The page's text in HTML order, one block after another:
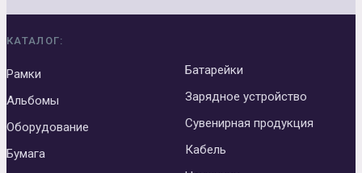
КАТАЛОГ:
Рамки
Альбомы
Оборудование
Бумага
Батарейки
Зарядное устройство
Сувенирная продукция
Кабель